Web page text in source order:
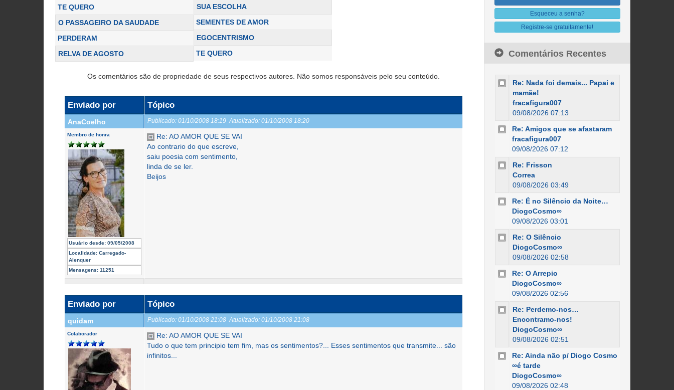
TE QUERO
O PASSAGEIRO DA SAUDADE
PERDERAM
RELVA DE AGOSTO
SUA ESCOLHA
SEMENTES DE AMOR
EGOCENTRISMO
TE QUERO
Os comentários são de propriedade de seus respectivos autores. Não somos responsáveis pelo seu conteúdo.
Enviado por Tópico
AnaCoelho Publicado: 01/10/2008 18:19 Atualizado: 01/10/2008 18:20
Membro de honra
Usuário desde: 09/05/2008
Localidade: Carregado-
Alenquer
Mensagens: 11251
Re: AO AMOR QUE SE VAI
Ao contrario do que escreve,
saiu poesia com sentimento,
linda de se ler.
Beijos
Enviado por Tópico
quidam Publicado: 01/10/2008 21:08 Atualizado: 01/10/2008 21:08
Colaborador
Re: AO AMOR QUE SE VAI
Tudo o que tem principio tem fim, mas os sentimentos?... Esses sentimentos que transmite... são
infinitos...
Esqueceu a senha?
Registre-se gratuitamente!
Comentários Recentes
Re: Nada foi demais... Papai e
mamãe!
fracafigura007
09/08/2026 07:13
Re: Amigos que se afastaram
fracafigura007
09/08/2026 07:12
Re: Frisson
Correa
09/08/2026 03:49
Re: É no Silêncio da Noite…
DiogoCosmo∞
09/08/2026 03:01
Re: O Silêncio
DiogoCosmo∞
09/08/2026 02:58
Re: O Arrepio
DiogoCosmo∞
09/08/2026 02:56
Re: Perdemo-nos…
Encontramo-nos!
DiogoCosmo∞
09/08/2026 02:51
Re: Ainda não p/ Diogo Cosmo
∞é tarde
DiogoCosmo∞
09/08/2026 02:48